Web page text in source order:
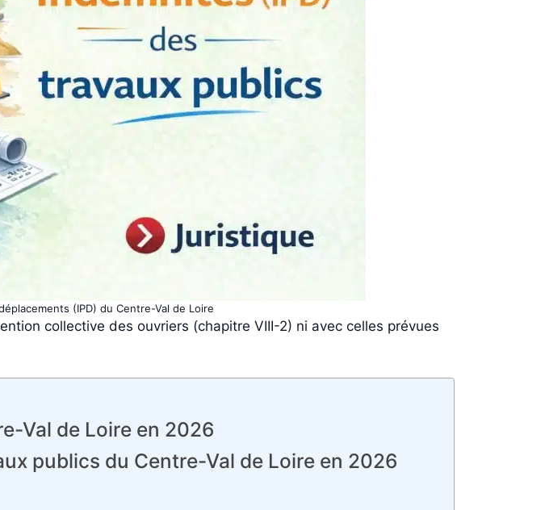
(IPD) du Centre-Val de Loire
collective des ouvriers (chapitre VIII-2) ni avec celles prévues
Val de Loire en 2026
publics du Centre-Val de Loire en 2026